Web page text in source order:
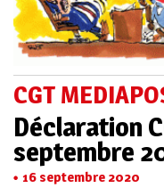
CGT
Déclaration
septembre
16 septembre 2020